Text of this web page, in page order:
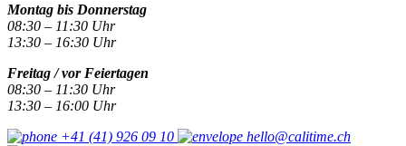
Montag bis Donnerstag
08:30 – 11:30 Uhr
13:30 – 16:30 Uhr
Freitag / vor Feiertagen
08:30 – 11:30 Uhr
13:30 – 16:00 Uhr
+41 (41) 926 09 10
hello@calitime.ch